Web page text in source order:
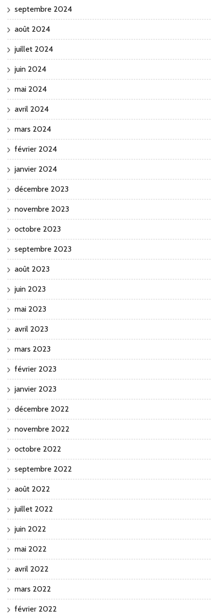
septembre 2024
août 2024
juillet 2024
juin 2024
mai 2024
avril 2024
mars 2024
février 2024
janvier 2024
décembre 2023
novembre 2023
octobre 2023
septembre 2023
août 2023
juin 2023
mai 2023
avril 2023
mars 2023
février 2023
janvier 2023
décembre 2022
novembre 2022
octobre 2022
septembre 2022
août 2022
juillet 2022
juin 2022
mai 2022
avril 2022
mars 2022
février 2022